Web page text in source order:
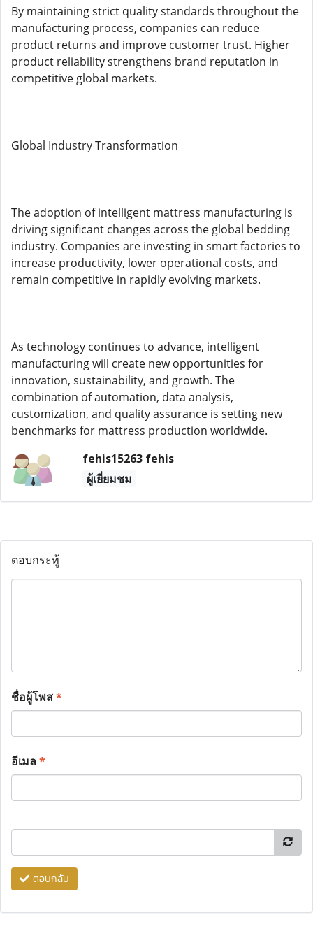
By maintaining strict quality standards throughout the
manufacturing process, companies can reduce
product returns and improve customer trust. Higher
product reliability strengthens brand reputation in
competitive global markets.
Global Industry Transformation
The adoption of intelligent mattress manufacturing is
driving significant changes across the global bedding
industry. Companies are investing in smart factories to
increase productivity, lower operational costs, and
remain competitive in rapidly evolving markets.
As technology continues to advance, intelligent
manufacturing will create new opportunities for
innovation, sustainability, and growth. The
combination of automation, data analysis,
customization, and quality assurance is setting new
benchmarks for mattress production worldwide.
fehis15263 fehis
ผู้เยี่ยมชม
ตอบกระทู้
ชื่อผู้โพส*
อีเมล*
ตอบกลับ